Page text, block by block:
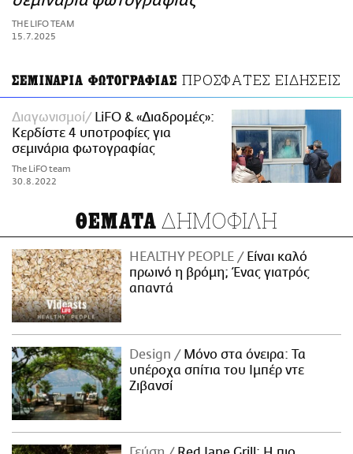
ΑΜΠΑ
PRINT
THE LIFO TEAM
15.7.2025
ΣΕΜΙΝΑΡΙΑ ΦΩΤΟΓΡΑΦΙΑΣ ΠΡΟΣΦΑΤΕΣ ΕΙΔΗΣΕΙΣ
Διαγωνισμοί
LiFO & «Διαδρομές»:
Κερδίστε 4 υποτροφίες για
σεμινάρια φωτογραφίας
The LiFO team
30.8.2022
ΘΕΜΑΤΑ ΔΗΜΟΦΙΛΗ
HEALTHY PEOPLE
Είναι καλό
πρωινό η βρόμη; Ένας γιατρός
απαντά
Design
Μόνο στα όνειρα: Τα
υπέροχα σπίτια του Ιμπέρ ντε
Ζιβανσί